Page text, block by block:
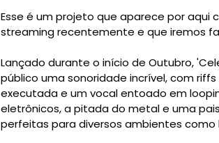
Esse é um projeto que aparece por
streaming recentemente e que iremos
Lançado durante o início de Outubro,
público uma sonoridade incrível, com
executada e um vocal entoado em
eletrônicos, a pitada do metal e uma
perfeitas para diversos ambientes como